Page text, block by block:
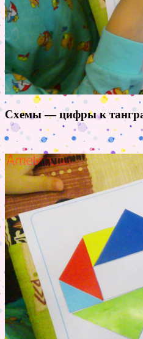
Схемы — цифры к